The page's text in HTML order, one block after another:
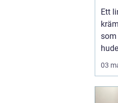
Ett
som
mu...
03